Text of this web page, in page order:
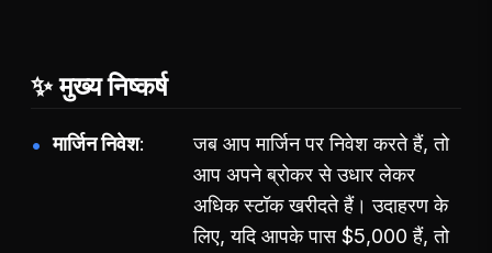
✨ मुख्य निष्कर्ष
मार्जिन निवेश
जब आप मार्जिन पर निवेश करते हैं, तो
आप अपने ब्रोकर से उधार लेकर
अधिक स्टॉक खरीदते हैं। उदाहरण के
लिए, यदि आपके पास $5,000 हैं, तो